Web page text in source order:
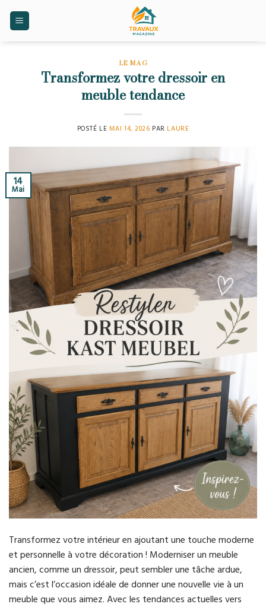
LE MAG
Transformez votre dressoir en
meuble tendance
POSTÉ LE MAI 14, 2026 PAR LAURE
14
Mai
Transformez votre intérieur en ajoutant une touche moderne
et personnelle à votre décoration ! Moderniser un meuble
ancien, comme un dressoir, peut sembler une tâche ardue,
mais c’est l’occasion idéale de donner une nouvelle vie à un
meuble que vous aimez. Avec les tendances actuelles vers